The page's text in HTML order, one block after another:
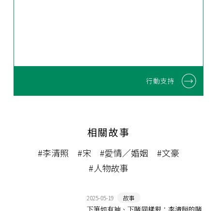
行動支持
相關故事
#李清照 #宋 #愛情／婚姻
#文豪
#人物故事
2025-05-19 故事
下筆如有神、下賭同樣狠：李清照的賭